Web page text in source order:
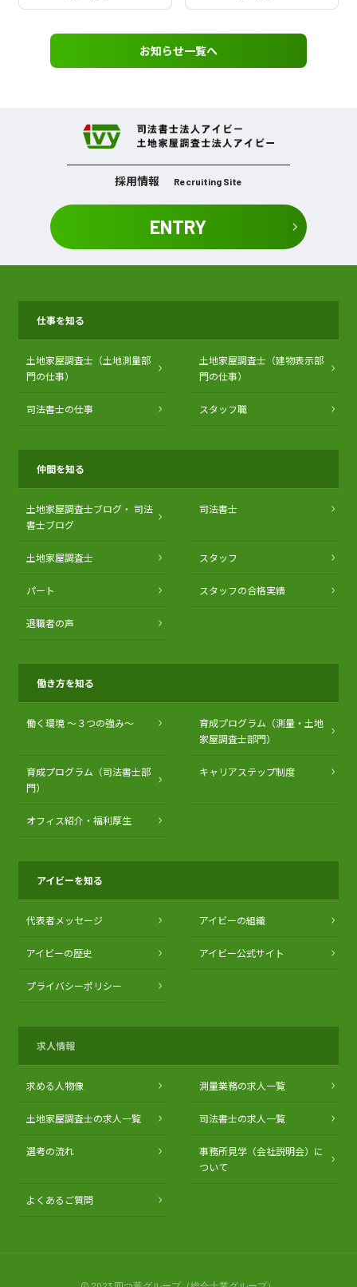
お知らせ一覧へ
採用情報 Recruiting Site
ENTRY
仕事を知る
土地家屋調査士（土地測量部
門の仕事）
土地家屋調査士（建物表示部
門の仕事）
司法書士の仕事 スタッフ職
仲間を知る
土地家屋調査士ブログ・ 司法
書士ブログ
司法書士
土地家屋調査士 スタッフ
パート スタッフの合格実績
退職者の声
働き方を知る
働く環境 〜３つの強み〜
育成プログラム（測量・土地
家屋調査士部門）
育成プログラム（司法書士部
門）
キャリアステップ制度
オフィス紹介・福利厚生
アイビーを知る
代表者メッセージ アイビーの組織
アイビーの歴史 アイビー公式サイト
プライバシーポリシー
求人情報
求める人物像 測量業務の求人一覧
土地家屋調査士の求人一覧 司法書士の求人一覧
選考の流れ
事務所見学（会社説明会）に
ついて
よくあるご質問